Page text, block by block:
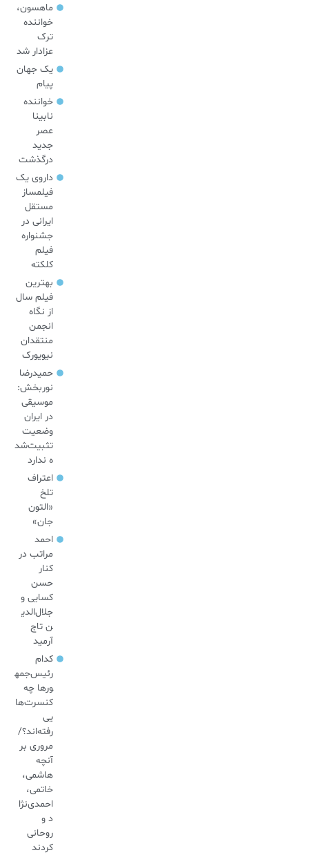
ماهسون،
خواننده
ترک
عزادار شد
یک جهان
پیام
خواننده
نابینا
عصر
جدید
درگذشت
داروی یک
فیلمساز
مستقل
ایرانی در
جشنواره
فیلم
کلکته
بهترین
فیلم سال
از نگاه
انجمن
منتقدان
نیویورک
حمیدرضا
نوربخش:
موسیقی
در ایران
وضعیت
تثبیت‌شد
ه ندارد
اعتراف
تلخ
«التون
جان»
احمد
مراتب در
کنار
حسن
کسایی و
جلال‌الدی
ن تاج
آرمید
کدام
رئیس‌جمه
ورها چه
کنسرت‌ها
یی
رفته‌اند؟/
مروری بر
آنچه
هاشمی،
خاتمی،
احمدی‌نژا
د و
روحانی
کردند